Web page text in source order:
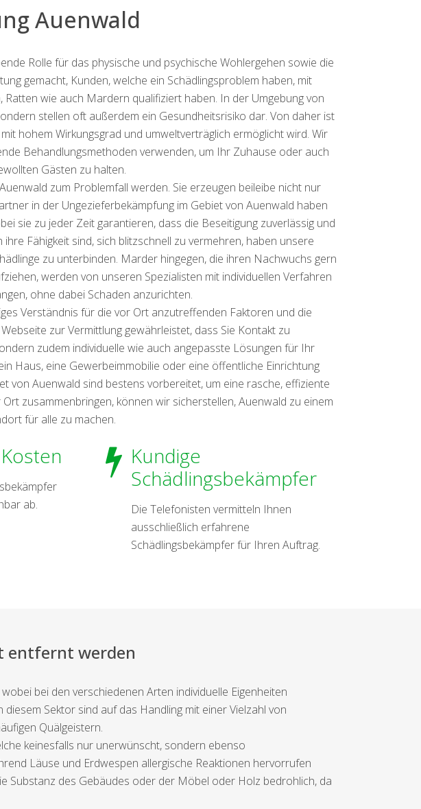
Auenwald
Rolle für das physische und psychische Wohlergehen sowie die
gemacht, Kunden, welche ein Schädlingsproblem haben, mit
wie auch Mardern qualifiziert haben. In der Umgebung von
stellen oft außerdem ein Gesundheitsrisiko dar. Von daher ist
hohem Wirkungsgrad und umweltverträglich ermöglicht wird. Wir
Behandlungsmethoden verwenden, um Ihr Zuhause oder auch
Gästen zu halten.
zum Problemfall werden. Sie erzeugen beileibe nicht nur
in der Ungezieferbekämpfung im Gebiet von Auenwald haben
sie zu jeder Zeit garantieren, dass die Beseitigung zuverlässig und
Fähigkeit sind, sich blitzschnell zu vermehren, haben unsere
zu unterbinden. Marder hingegen, die ihren Nachwuchs gern
werden von unseren Spezialisten mit individuellen Verfahren
ohne dabei Schaden anzurichten.
Verständnis für die vor Ort anzutreffenden Faktoren und die
zur Vermittlung gewährleistet, dass Sie Kontakt zu
zudem individuelle wie auch angepasste Lösungen für Ihr
Haus, eine Gewerbeimmobilie oder eine öffentliche Einrichtung
von Auenwald sind bestens vorbereitet, um eine rasche, effiziente
zusammenbringen, können wir sicherstellen, Auenwald zu einem
für alle zu machen.
ab.
Kundige
Schädlingsbekämpfer
Die Telefonisten vermitteln Ihnen
ausschließlich erfahrene
Schädlingsbekämpfer für Ihren Auftrag.
entfernt werden
bei den verschiedenen Arten individuelle Eigenheiten
Sektor sind auf das Handling mit einer Vielzahl von
Quälgeistern.
keinesfalls nur unerwünscht, sondern ebenso
Läuse und Erdwespen allergische Reaktionen hervorrufen
Substanz des Gebäudes oder der Möbel oder Holz bedrohlich, da